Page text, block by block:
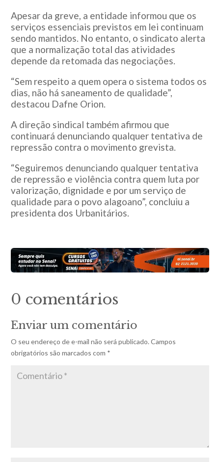
Apesar da greve, a entidade informou que os
serviços essenciais previstos em lei continuam
sendo mantidos. No entanto, o sindicato alerta
que a normalização total das atividades
depende da retomada das negociações.
“Sem respeito a quem opera o sistema todos os
dias, não há saneamento de qualidade”,
destacou Dafne Orion.
A direção sindical também afirmou que
continuará denunciando qualquer tentativa de
repressão contra o movimento grevista.
“Seguiremos denunciando qualquer tentativa
de repressão e violência contra quem luta por
valorização, dignidade e por um serviço de
qualidade para o povo alagoano”, concluiu a
presidenta dos Urbanitários.
0 comentários
Enviar um comentário
O seu endereço de e-mail não será publicado. Campos
obrigatórios são marcados com *